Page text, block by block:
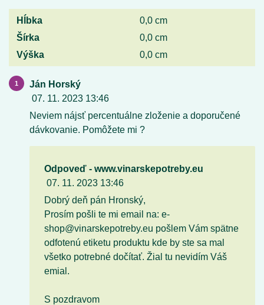
Hĺbka
0,0 cm
Šírka
0,0 cm
Výška
0,0 cm
Ján Horský
07. 11. 2023 13:46
Neviem nájsť percentuálne zloženie a doporučené
dávkovanie. Pomôžete mi ?
Odpoveď - www.vinarskepotreby.eu
07. 11. 2023 13:46
Dobrý deň pán Hronský,
Prosím pošli te mi email na: e-
shop@vinarskepotreby.eu pošlem Vám spätne
odfotenú etiketu produktu kde by ste sa mal
všetko potrebné dočítať. Žial tu nevidím Váš
emial.
S pozdravom